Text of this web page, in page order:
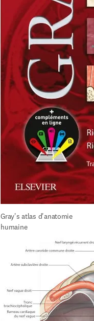
Gray's atlas d'anatomie
humaine